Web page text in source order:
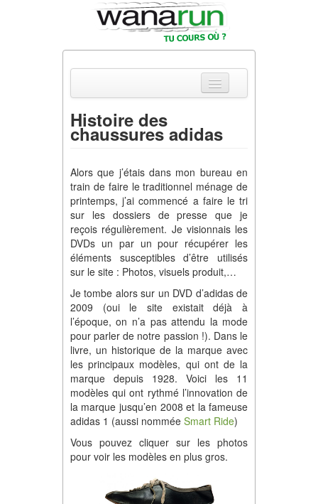
Actualités
Parcours & Courses
Outils & Réseaux
Histoire des
chaussures adidas
Alors que j’étais dans mon bureau en
train de faire le traditionnel ménage de
printemps, j’ai commencé a faire le tri
sur les dossiers de presse que je
reçois régulièrement. Je visionnais les
DVDs un par un pour récupérer les
éléments susceptibles d’être utilisés
sur le site : Photos, visuels produit,…
Je tombe alors sur un DVD d’adidas de
2009 (oui le site existait déjà à
l’époque, on n’a pas attendu la mode
pour parler de notre passion !). Dans le
livre, un historique de la marque avec
les principaux modèles, qui ont de la
marque depuis 1928. Voici les 11
modèles qui ont rythmé l’innovation de
la marque jusqu’en 2008 et la fameuse
adidas 1 (aussi nommée Smart Ride)
Vous pouvez cliquer sur les photos
pour voir les modèles en plus gros.